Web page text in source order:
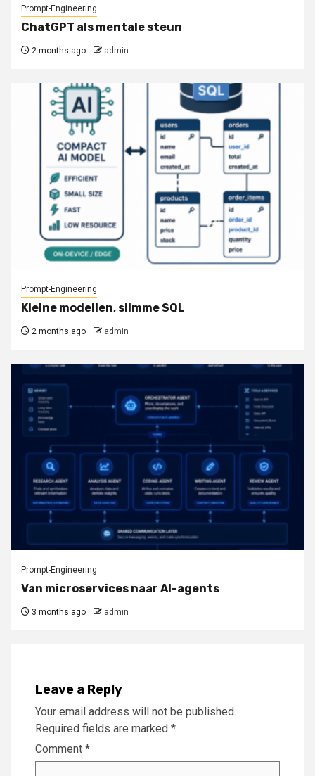
Prompt-Engineering
ChatGPT als mentale steun
2 months ago admin
Prompt-Engineering
Kleine modellen, slimme SQL
2 months ago admin
Prompt-Engineering
Van microservices naar AI-agents
3 months ago admin
Leave a Reply
Your email address will not be published.
Required fields are marked *
Comment *